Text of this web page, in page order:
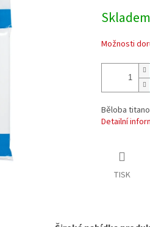
cena:
Možnosti
Běloba
Detailní
TISK